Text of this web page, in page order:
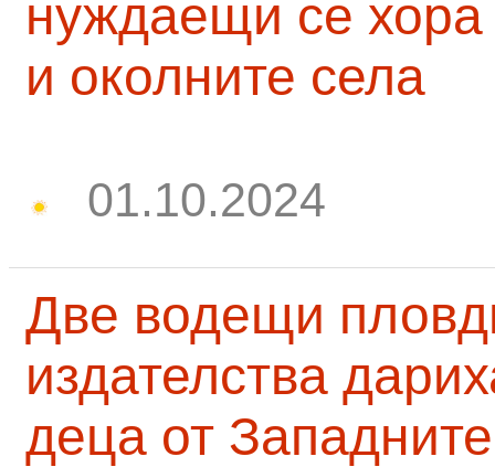
нуждаещи се
и околните села
01.10.2024
Две водещи
издателства
деца от